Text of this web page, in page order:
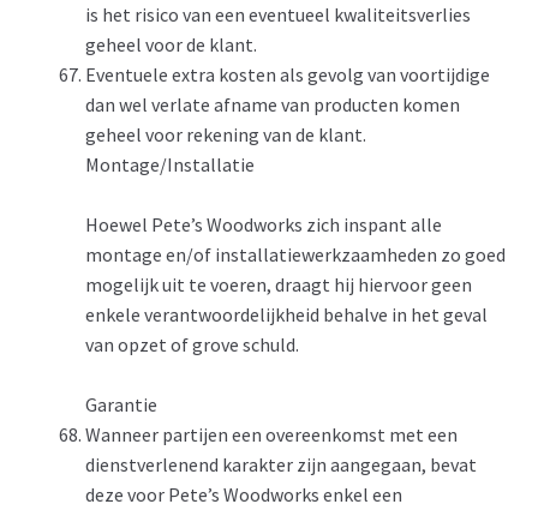
is het risico van een eventueel kwaliteitsverlies
geheel voor de klant.
Eventuele extra kosten als gevolg van voortijdige
dan wel verlate afname van producten komen
geheel voor rekening van de klant.
Montage/Installatie
Hoewel Pete’s Woodworks zich inspant alle
montage en/of installatiewerkzaamheden zo goed
mogelijk uit te voeren, draagt hij hiervoor geen
enkele verantwoordelijkheid behalve in het geval
van opzet of grove schuld.
Garantie
Wanneer partijen een overeenkomst met een
dienstverlenend karakter zijn aangegaan, bevat
deze voor Pete’s Woodworks enkel een